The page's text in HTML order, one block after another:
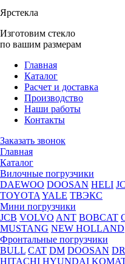
Ярстекла
Изготовим стекло
по вашим размерам
Главная
Каталог
Расчет и доставка
Производство
Наши работы
Контакты
Заказать звонок
Главная
Каталог
Вилочные погрузчики
DAEWOO DOOSAN HELI
TOYOTA YALE ТВЭКС
Мини погрузчики
JCB VOLVO ANT BOBCAT
MUSTANG NEW HOLLAND
Фронтальные погрузчики
BULL CAT DM DOOSAN
HITACHI HYUNDAI